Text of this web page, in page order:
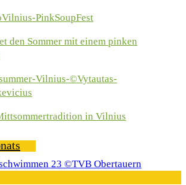
den Sommer mit einem pinken
in Vilnius